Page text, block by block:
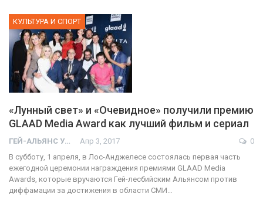
КУЛЬТУРА И СПОРТ
«Лунный свет» и «Очевидное» получили премию
GLAAD Мedia Award как лучший фильм и сериал
ГЕЙ-АЛЬЯНС УКРАИНА Апр 3, 2017
0
В субботу, 1 апреля, в Лос-Анджелесе состоялась первая часть
ежегодной церемонии награждения премиями GLAAD Мedia
Awards, которые вручаются Гей-лесбийским Альянсом против
диффамации за достижения в области СМИ…